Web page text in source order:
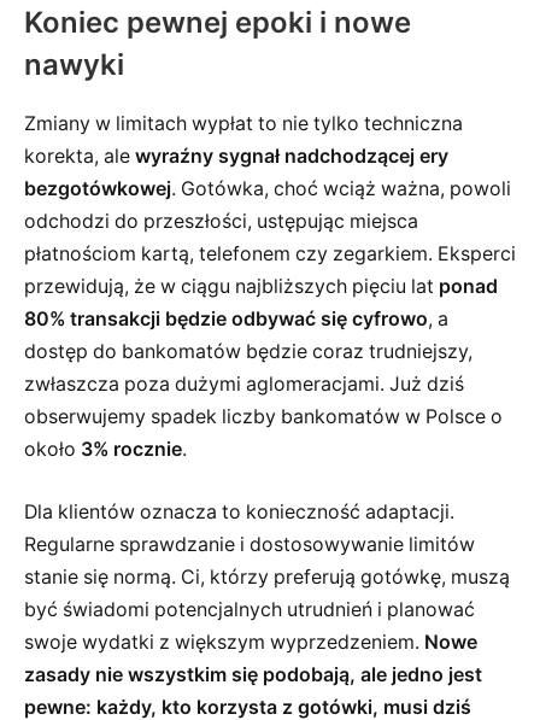
Koniec pewnej epoki i nowe
nawyki
Zmiany w limitach wypłat to nie tylko techniczna
korekta, ale wyraźny sygnał nadchodzącej ery
bezgotówkowej. Gotówka, choć wciąż ważna, powoli
odchodzi do przeszłości, ustępując miejsca
płatnościom kartą, telefonem czy zegarkiem. Eksperci
przewidują, że w ciągu najbliższych pięciu lat ponad
80% transakcji będzie odbywać się cyfrowo, a
dostęp do bankomatów będzie coraz trudniejszy,
zwłaszcza poza dużymi aglomeracjami. Już dziś
obserwujemy spadek liczby bankomatów w Polsce o
około 3% rocznie.
Dla klientów oznacza to konieczność adaptacji.
Regularne sprawdzanie i dostosowywanie limitów
stanie się normą. Ci, którzy preferują gotówkę, muszą
być świadomi potencjalnych utrudnień i planować
swoje wydatki z większym wyprzedzeniem. Nowe
zasady nie wszystkim się podobają, ale jedno jest
pewne: każdy, kto korzysta z gotówki, musi dziś